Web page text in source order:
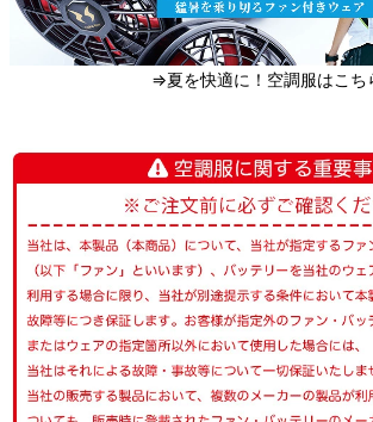
⇒夏を快適に！空調服はこち